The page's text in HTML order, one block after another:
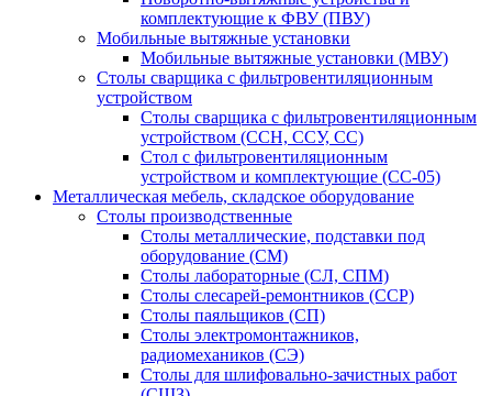
комплектующие к ФВУ (ПВУ)
Мобильные вытяжные установки
Мобильные вытяжные установки (МВУ)
Столы сварщика с фильтровентиляционным
устройством
Столы сварщика с фильтровентиляционным
устройством (ССН, ССУ, СС)
Стол с фильтровентиляционным
устройством и комплектующие (СС-05)
Металлическая мебель, складское оборудование
Столы производственные
Столы металлические, подставки под
оборудование (СМ)
Столы лабораторные (СЛ, СПМ)
Столы слесарей-ремонтников (ССР)
Столы паяльщиков (СП)
Столы электромонтажников,
радиомехаников (СЭ)
Столы для шлифовально-зачистных работ